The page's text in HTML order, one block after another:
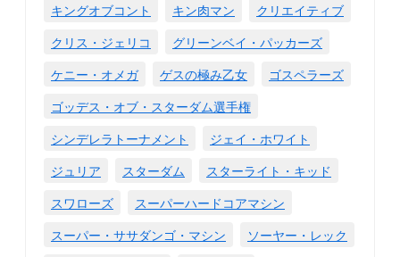
キングオブコント
キン肉マン
クリエイティブ
クリス・ジェリコ
グリーンベイ・パッカーズ
ケニー・オメガ
ゲスの極み乙女
ゴスペラーズ
ゴッデス・オブ・スターダム選手権
シンデレラトーナメント
ジェイ・ホワイト
ジュリア
スターダム
スターライト・キッド
スワローズ
スーパーハードコアマシン
スーパー・ササダンゴ・マシン
ソーヤー・レック